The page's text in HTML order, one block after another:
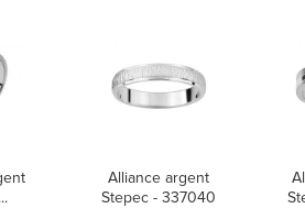
Alliance argent
Stepec - 337040